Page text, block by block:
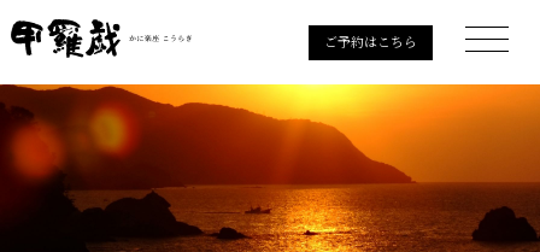
ご予約はこちら